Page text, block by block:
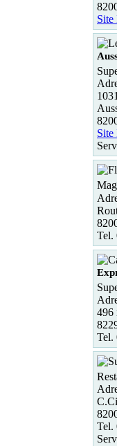
Site
Site
Tel.
496
Tel.
Tel.